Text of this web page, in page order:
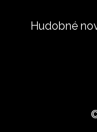
Hudobné